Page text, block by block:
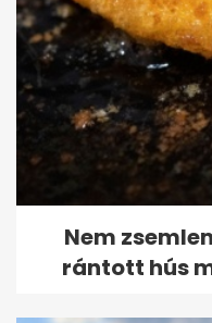
Nem
rántott hús